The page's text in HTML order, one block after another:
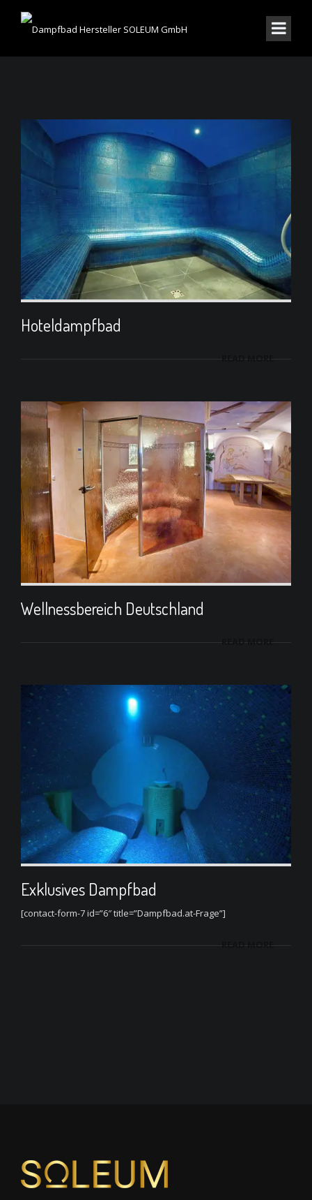
Hoteldampfbad
READ MORE
Wellnessbereich Deutschland
READ MORE
Exklusives Dampfbad
[contact-form-7 id=”6″ title=”Dampfbad.at-Frage”]
READ MORE